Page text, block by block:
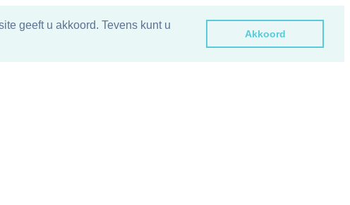
geeft u akkoord. Tevens kunt u
Akkoord